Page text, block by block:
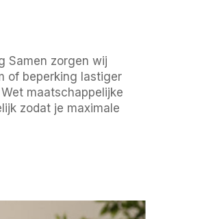
Samen zorgen wij
of beperking lastiger
maatschappelijke
zodat je maximale